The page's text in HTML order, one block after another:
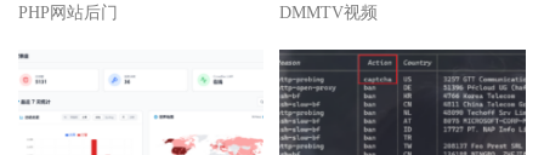
PHP网站后门
DMMTV视频